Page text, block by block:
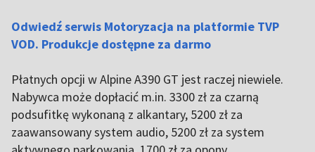
Odwiedź serwis Motoryzacja na platformie TVP
VOD. Produkcje dostępne za darmo
Płatnych opcji w Alpine A390 GT jest raczej niewiele.
Nabywca może dopłacić m.in. 3300 zł za czarną
podsufitkę wykonaną z alkantary, 5200 zł za
zaawansowany system audio, 5200 zł za system